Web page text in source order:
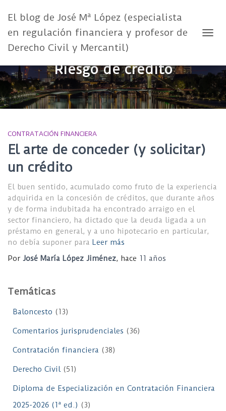
El blog de José Mª López (especialista
en regulación financiera y profesor de
Derecho Civil y Mercantil)
Riesgo de crédito
CONTRATACIÓN FINANCIERA
El arte de conceder (y solicitar)
un crédito
El buen sentido, acumulado como fruto de la experiencia
adquirida en la concesión de créditos, que durante años
y de forma indubitada ha encontrado arraigo en el
sector financiero, ha dictado que la deuda ligada a un
préstamo en general, y a uno hipotecario en particular,
no debía suponer para Leer más
Por José María López Jiménez, hace 11 años
Temáticas
Baloncesto (13)
Comentarios jurisprudenciales (36)
Contratación financiera (38)
Derecho Civil(51)
Diploma de Especialización en Contratación Financiera
2025-2026 (1ª ed.) (3)